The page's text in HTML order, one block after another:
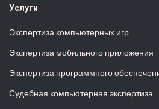
Услуги
Экспертиза компьютерных игр
Экспертиза мобильного приложения
Экспертиза программного
Судебная компьютерная экспертиза